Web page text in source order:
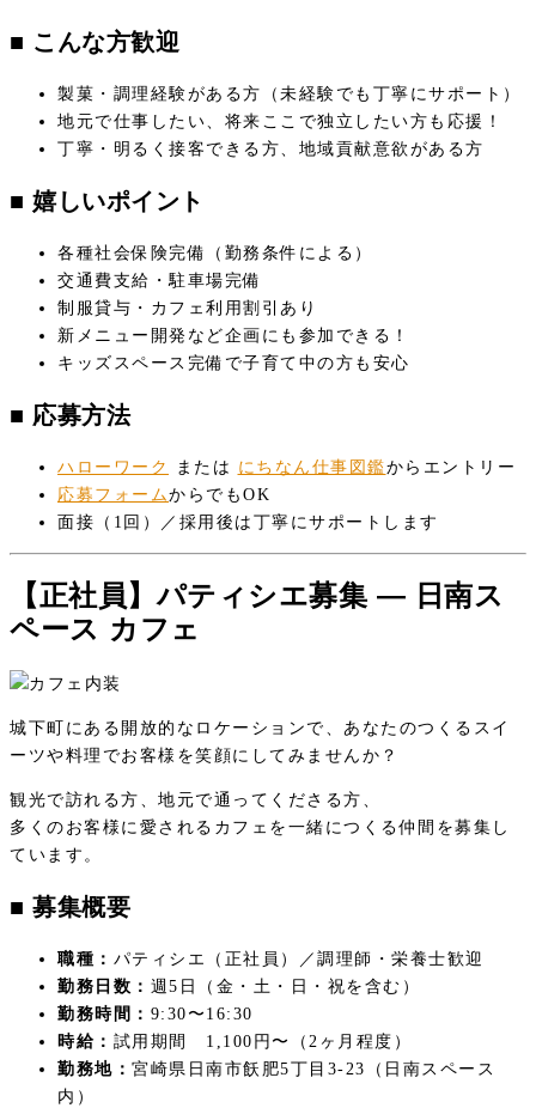
■ こんな方歓迎
製菓・調理経験がある方（未経験でも丁寧にサポート）
地元で仕事したい、将来ここで独立したい方も応援！
丁寧・明るく接客できる方、地域貢献意欲がある方
■ 嬉しいポイント
各種社会保険完備（勤務条件による）
交通費支給・駐車場完備
制服貸与・カフェ利用割引あり
新メニュー開発など企画にも参加できる！
キッズスペース完備で子育て中の方も安心
■ 応募方法
ハローワーク または にちなん仕事図鑑からエントリー
応募フォームからでもOK
面接（1回）／採用後は丁寧にサポートします
【正社員】パティシエ募集 — 日南ス
ペース カフェ
城下町にある開放的なロケーションで、あなたのつくるスイ
ーツや料理でお客様を笑顔にしてみませんか？
観光で訪れる方、地元で通ってくださる方、
多くのお客様に愛されるカフェを一緒につくる仲間を募集し
ています。
■ 募集概要
職種： パティシエ（正社員）／調理師・栄養士歓迎
勤務日数： 週5日（金・土・日・祝を含む）
勤務時間： 9:30〜16:30
時給： 試用期間 1,100円〜（2ヶ月程度）
勤務地： 宮崎県日南市飫肥5丁目3-23（日南スペース
内）